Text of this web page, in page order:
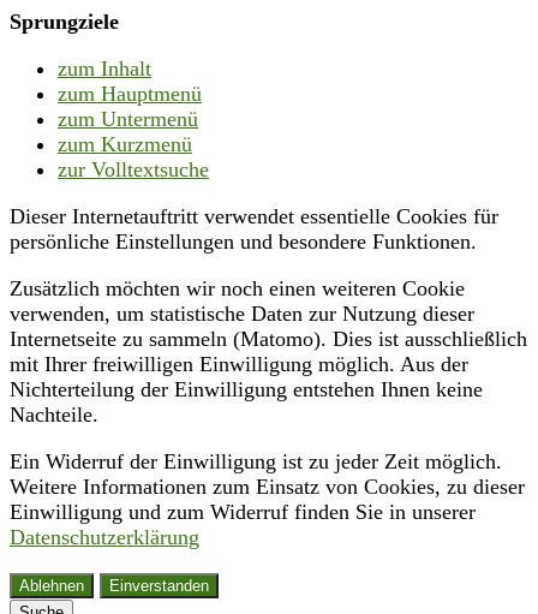
Sprungziele
zum Inhalt
zum Hauptmenü
zum Untermenü
zum Kurzmenü
zur Volltextsuche
Dieser Internetauftritt verwendet essentielle Cookies für
persönliche Einstellungen und besondere Funktionen.
Zusätzlich möchten wir noch einen weiteren Cookie
verwenden, um statistische Daten zur Nutzung dieser
Internetseite zu sammeln (Matomo). Dies ist ausschließlich
mit Ihrer freiwilligen Einwilligung möglich. Aus der
Nichterteilung der Einwilligung entstehen Ihnen keine
Nachteile.
Ein Widerruf der Einwilligung ist zu jeder Zeit möglich.
Weitere Informationen zum Einsatz von Cookies, zu dieser
Einwilligung und zum Widerruf finden Sie in unserer
Datenschutzerklärung
Ablehnen
Einverstanden